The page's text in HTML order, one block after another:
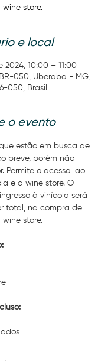
store.
e local
2024, 10:00 – 11:00
050, Uberaba - MG,
050, Brasil
o evento
estão em busca de
breve, porém não
Permite o acesso  ao
e a wine store. O
à vinícola será
total, na compra de
store.